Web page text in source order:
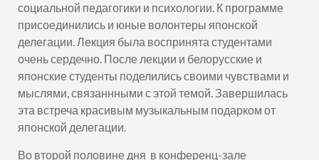
социальной педагогики и психологии. К программе
присоединились и юные волонтеры японской
делегации. Лекция была воспринята студентами
очень сердечно. После лекции и белорусские и
японские студенты поделились своими чувствами и
мыслями, связаннными с этой темой. Завершилась
эта встреча красивым музыкальным подарком от
японской делегации.
Во второй половине дня в конференц-зале